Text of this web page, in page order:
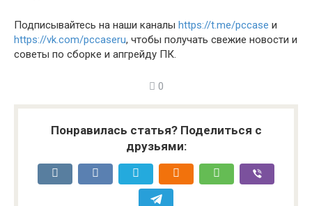
Подписывайтесь на наши каналы https://t.me/pccase и
https://vk.com/pccaseru, чтобы получать свежие новости и
советы по сборке и апгрейду ПК.
0
Понравилась статья? Поделиться с
друзьями: